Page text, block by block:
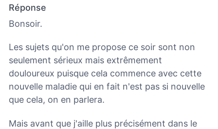
Réponse
Bonsoir.
Les sujets qu'on me propose ce soir sont non
seulement sérieux mais extrêmement
douloureux puisque cela commence avec cette
nouvelle maladie qui en fait n'est pas si nouvelle
que cela, on en parlera.
Mais avant que j'aille plus précisément dans le